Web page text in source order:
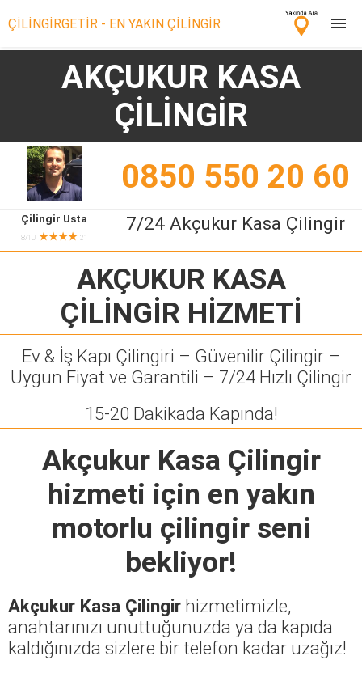
ÇİLİNGİRGETİR - EN YAKIN ÇİLİNGİR
Çilingir Ara
Çilingir misin? Bize Katıl!
AKÇUKUR KASA
ÇİLİNGİR
0850 550 20 60
Çilingir Usta
8/10 ★★★★ 21
7/24 Akçukur Kasa Çilingir
AKÇUKUR KASA
ÇİLİNGİR HİZMETİ
Ev & İş Kapı Çilingiri – Güvenilir Çilingir –
Uygun Fiyat ve Garantili – 7/24 Hızlı Çilingir
15-20 Dakikada Kapında!
Akçukur Kasa Çilingir
hizmeti için en yakın
motorlu çilingir seni
bekliyor!
Akçukur Kasa Çilingir hizmetimizle,
anahtarınızı unuttuğunuzda ya da kapıda
kaldığınızda sizlere bir telefon kadar uzağız!